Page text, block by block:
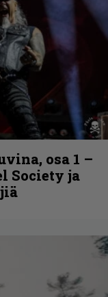
osa 1 –
Society ja